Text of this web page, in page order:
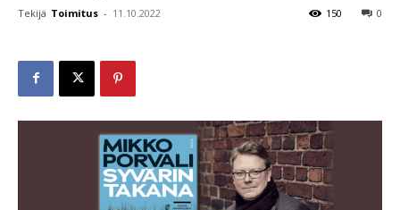
Tekijä Toimitus - 11.10.2022 0
150